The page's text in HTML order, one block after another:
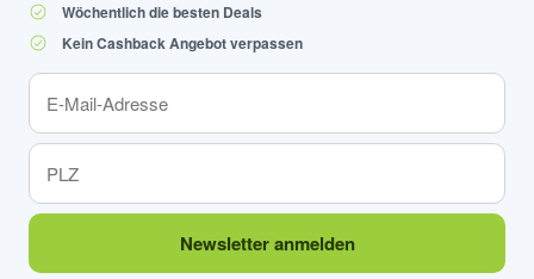
Wöchentlich die besten Deals
Kein Cashback Angebot verpassen
Newsletter anmelden